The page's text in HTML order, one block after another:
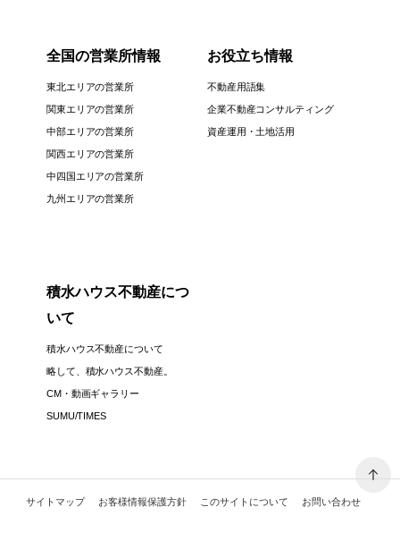
全国の営業所情報
東北エリアの営業所
関東エリアの営業所
中部エリアの営業所
関西エリアの営業所
中四国エリアの営業所
九州エリアの営業所
お役立ち情報
不動産用語集
企業不動産コンサルティング
資産運用・土地活用
積水ハウス不動産につ
いて
積水ハウス不動産について
略して、積水ハウス不動産。
CM・動画ギャラリー
SUMU/TIMES
サイトマップ お客様情報保護方針 このサイトについて お問い合わせ